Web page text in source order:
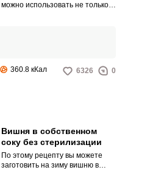
можно использовать не только в
значительная часть витаминов и
360.8 кКал 6326 0
Вишня в собственном
соку без стерилизации
По этому рецепту вы можете
заготовить на зиму вишню в